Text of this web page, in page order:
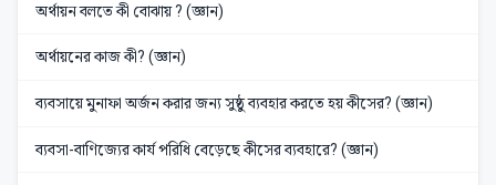
অর্থায়ন বলতে কী বোঝায় ? (জ্ঞান)
অর্থায়নের কাজ কী? (জ্ঞান)
ব্যবসায়ে মুনাফা অর্জন করার জন্য সুষ্ঠু ব্যবহার করতে হয় কীসের? (জ্ঞান)
ব্যবসা-বাণিজ্যের কার্য পরিধি বেড়েছে কীসের ব্যবহারে? (জ্ঞান)